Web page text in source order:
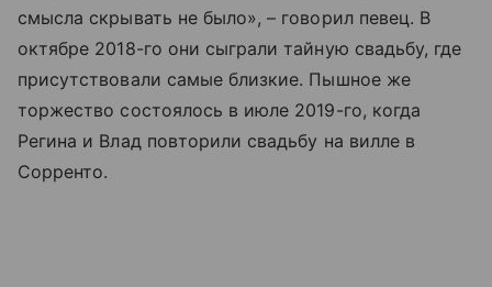
смысла скрывать не было», – говорил певец. В
октябре 2018-го они сыграли тайную свадьбу, где
присутствовали самые близкие. Пышное же
торжество состоялось в июле 2019-го, когда
Регина и Влад повторили свадьбу на вилле в
Сорренто.